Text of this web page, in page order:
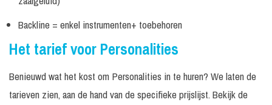
Gastsoliste
Presentatrice / Host Maatwerk N.v.t.
Emilie Sleven In
overleg
Excl.
techniek /
geluid
Prijs op
aanvraag
Backline = enkel instrumenten+ toebehoren
Het tarief voor Personalities
Benieuwd wat het kost om Personalities in te huren? We laten de
tarieven zien, aan de hand van de specifieke prijslijst. Bekijk de